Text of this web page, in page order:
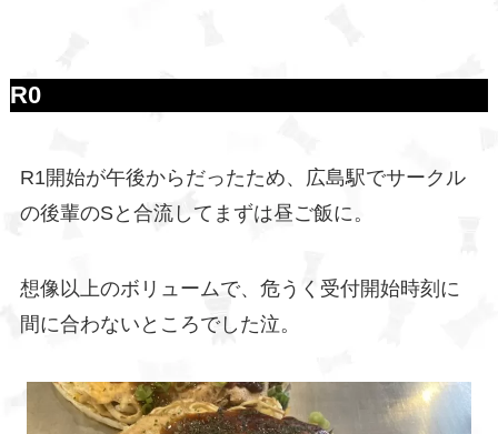
R0
R1開始が午後からだったため、広島駅でサークル
の後輩のSと合流してまずは昼ご飯に。
想像以上のボリュームで、危うく受付開始時刻に
間に合わないところでした泣。